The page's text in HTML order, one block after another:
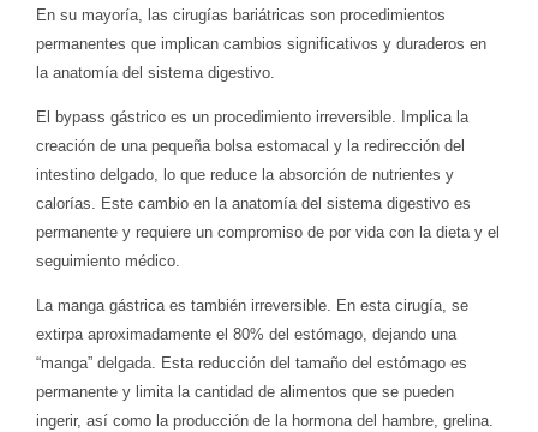
En su mayoría, las cirugías bariátricas son procedimientos
permanentes que implican cambios significativos y duraderos en
la anatomía del sistema digestivo.
El bypass gástrico es un procedimiento irreversible. Implica la
creación de una pequeña bolsa estomacal y la redirección del
intestino delgado, lo que reduce la absorción de nutrientes y
calorías. Este cambio en la anatomía del sistema digestivo es
permanente y requiere un compromiso de por vida con la dieta y el
seguimiento médico.
La manga gástrica es también irreversible. En esta cirugía, se
extirpa aproximadamente el 80% del estómago, dejando una
“manga” delgada. Esta reducción del tamaño del estómago es
permanente y limita la cantidad de alimentos que se pueden
ingerir, así como la producción de la hormona del hambre, grelina.